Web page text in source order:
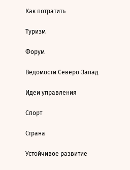
Как потратить
Туризм
Форум
Ведомости Северо-Запад
Идеи управления
Спорт
Страна
Устойчивое развитие